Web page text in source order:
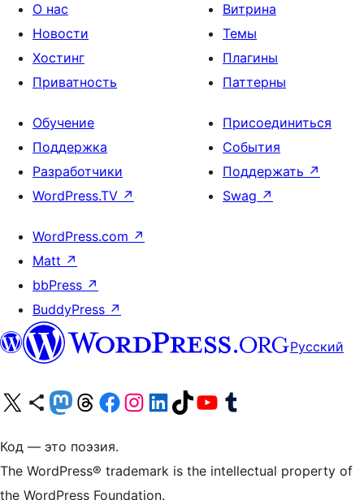
О нас
Новости
Хостинг
Приватность
Витрина
Темы
Плагины
Паттерны
Обучение
Поддержка
Разработчики
WordPress.TV ↗
Присоединиться
События
Поддержать ↗
Swag ↗
WordPress.com ↗
Matt ↗
bbPress ↗
BuddyPress ↗
Русский
Посетите нас в X (ранее Twitter)
Посетите нашу учётную запись в Bluesky
Посетите нашу ленту в Mastodon
Посетите нашу учётную запись в Threads
Посетите нашу страницу на Facebook
Посетите наш Instagram
Посетите нашу страницу в LinkedIn
Посетите нашу учётную запись в TikTok
Посетите наш канал YouTube
Посетите нашу учётную запись в Tumblr
Код — это поэзия.
The WordPress® trademark is the intellectual property of
the WordPress Foundation.